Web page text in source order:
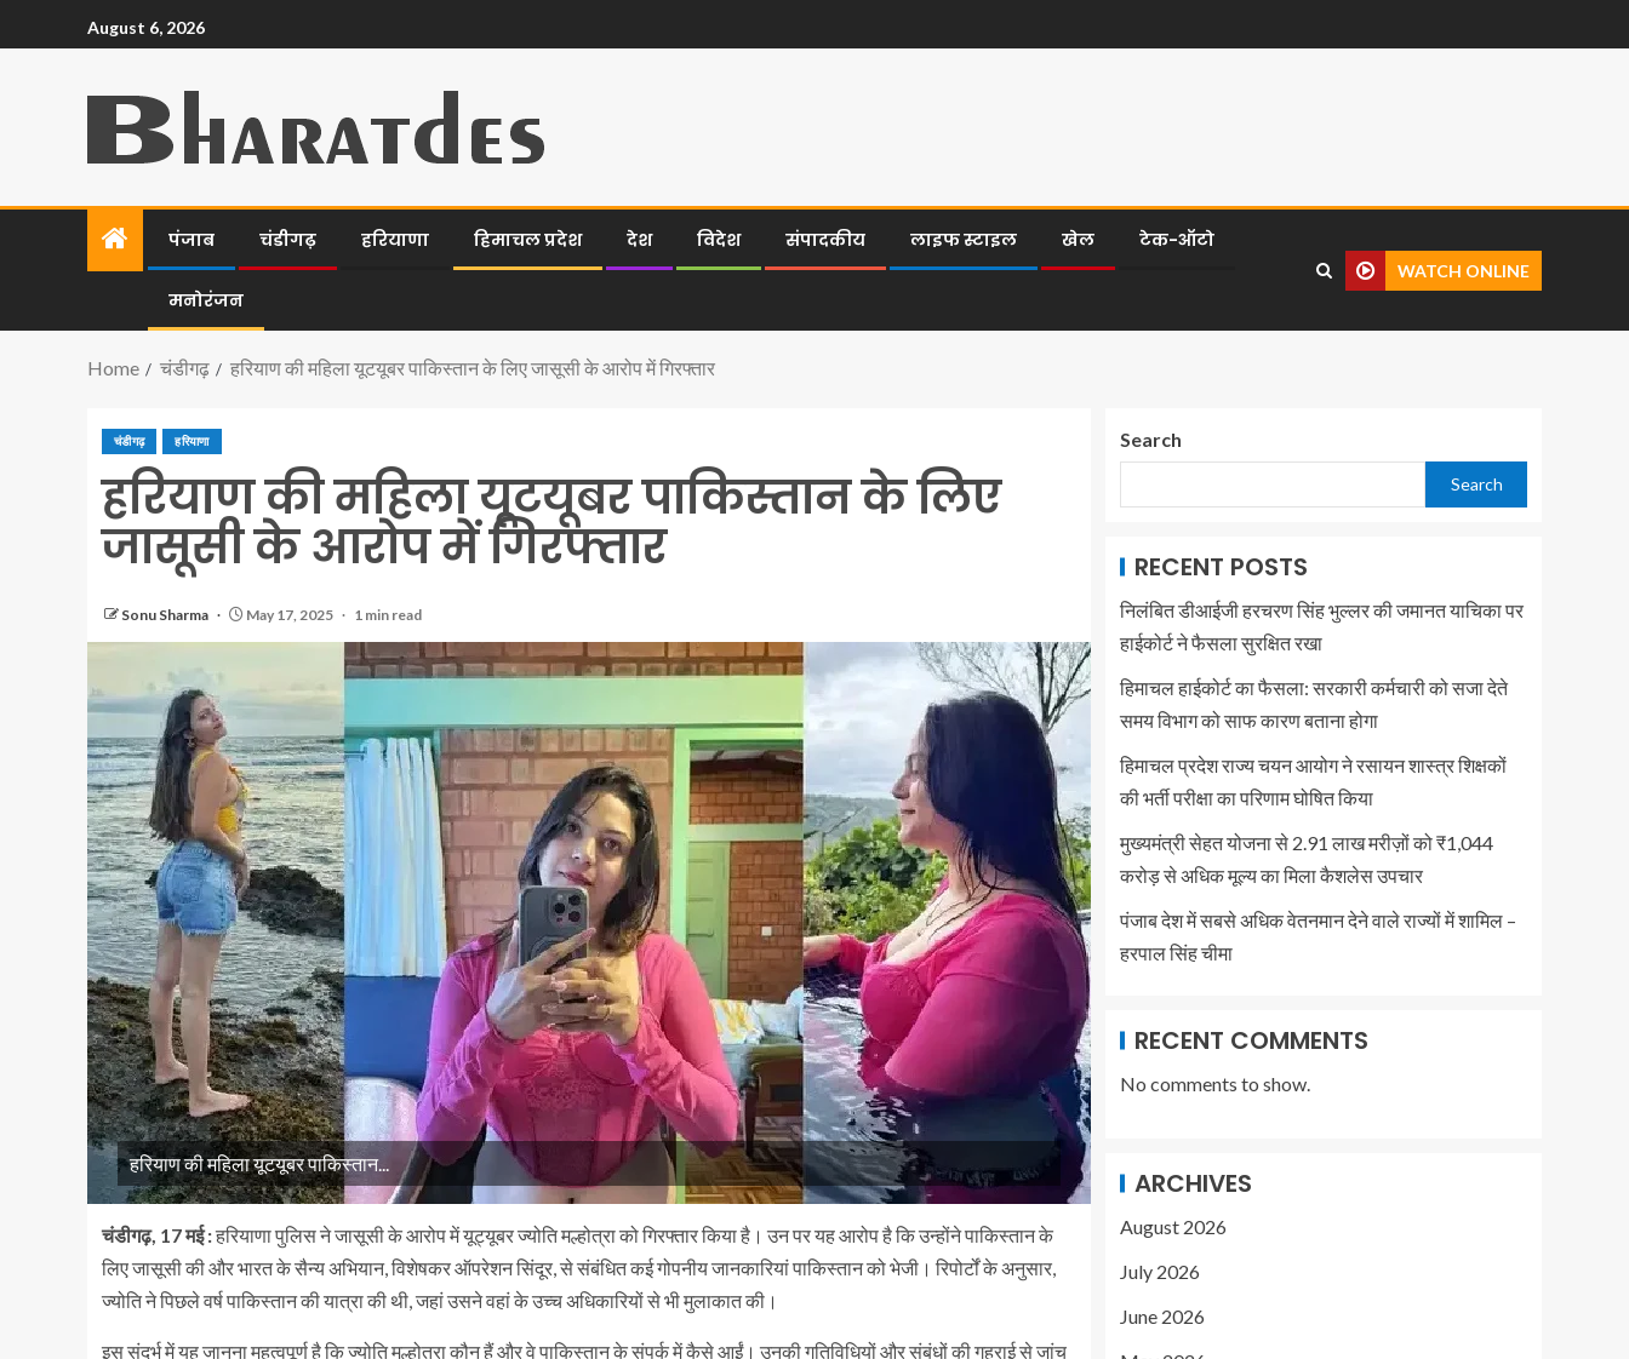
August 6, 2026
पंजाब चंडीगढ़ हरियाणा हिमाचल प्रदेश देश विदेश संपादकीय लाइफ स्टाइल खेल टेक-ऑटो
मनोरंजन
WATCH ONLINE
Home चंडीगढ़ हरियाण की महिला यूटयूबर पाकिस्तान के लिए जासूसी के आरोप में गिरफ्तार
चंडीगढ़ हरियाणा
हरियाण की महिला यूटयूबर पाकिस्तान के लिए
जासूसी के आरोप में गिरफ्तार
Sonu Sharma May 17, 2025 1 min read
हरियाण की महिला यूटयूबर पाकिस्तान...
चंडीगढ़, 17 मई :हरियाणा पुलिस ने जासूसी के आरोप में यूट्यूबर ज्योति मल्होत्रा को गिरफ्तार किया है। उन पर यह आरोप है कि उन्होंने पाकिस्तान के
लिए जासूसी की और भारत के सैन्य अभियान, विशेषकर ऑपरेशन सिंदूर, से संबंधित कई गोपनीय जानकारियां पाकिस्तान को भेजी। रिपोर्टों के अनुसार,
ज्योति ने पिछले वर्ष पाकिस्तान की यात्रा की थी, जहां उसने वहां के उच्च अधिकारियों से भी मुलाकात की।
इस संदर्भ में यह जानना महत्वपूर्ण है कि ज्योति मल्होत्रा कौन हैं और वे पाकिस्तान के संपर्क में कैसे आईं। उनकी गतिविधियों और संबंधों की गहराई से जांच
Search
Search
RECENT POSTS
निलंबित डीआईजी हरचरण सिंह भुल्लर की जमानत याचिका पर
हाईकोर्ट ने फैसला सुरक्षित रखा
हिमाचल हाईकोर्ट का फैसला: सरकारी कर्मचारी को सजा देते
समय विभाग को साफ कारण बताना होगा
हिमाचल प्रदेश राज्य चयन आयोग ने रसायन शास्त्र शिक्षकों
की भर्ती परीक्षा का परिणाम घोषित किया
मुख्यमंत्री सेहत योजना से 2.91 लाख मरीज़ों को ₹1,044
करोड़ से अधिक मूल्य का मिला कैशलेस उपचार
पंजाब देश में सबसे अधिक वेतनमान देने वाले राज्यों में शामिल –
हरपाल सिंह चीमा
RECENT COMMENTS
No comments to show.
ARCHIVES
August 2026
July 2026
June 2026